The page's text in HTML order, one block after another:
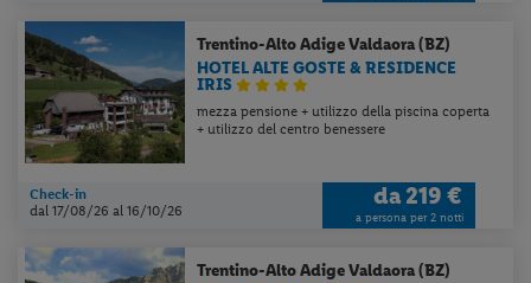
Trentino-Alto AdigeValdaora (BZ)
HOTEL ALTE GOSTE & RESIDENCE
IRIS
mezza pensione + utilizzo della piscina coperta
+ utilizzo del centro benessere
Check-in
dal 17/08/26al 16/10/26
da219 €
a persona per 2 notti
Trentino-Alto AdigeValdaora (BZ)